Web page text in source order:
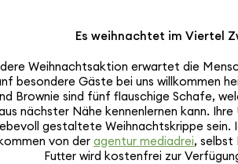
Es weih­nachtet im Viertel
Weih­nachts­ak­tion erwartet die
besondere Gäste bei uns will­kommen
Brownie sind fünf flau­schige Schafe,
nächster Nähe kennen­lernen kann.
gestal­tete Weih­nachts­krippe sein.
von der agentur mediadrei, selbst
Futter wird kosten­frei zur